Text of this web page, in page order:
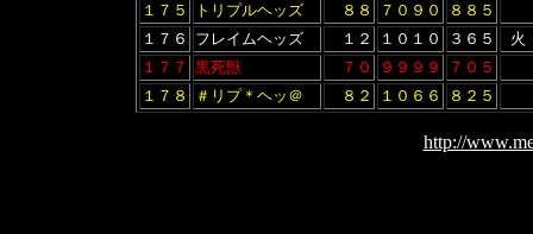
１７５
トリプルヘッズ ８８ ７０９０
８８５
１７６
フレイムヘッズ １２ １０１０ ３６５
火
１７７ 黒死獣 ７０ ９９９９
７０５
１７８
＃リプ＊ヘッ＠ ８２ １０６６ ８２５
http://